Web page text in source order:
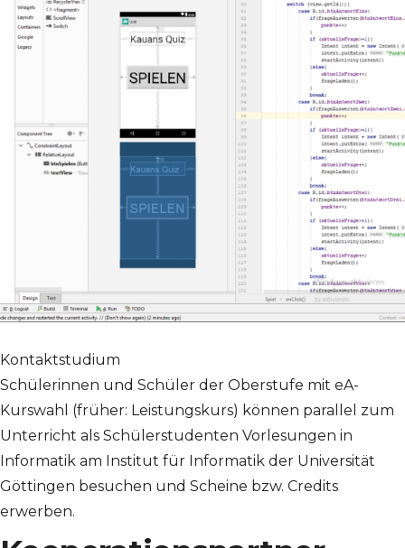
Kontaktstudium
Schülerinnen und Schüler der Oberstufe mit eA-
Kurswahl (früher: Leistungskurs) können parallel zum
Unterricht als Schülerstudenten Vorlesungen in
Informatik am Institut für Informatik der Universität
Göttingen besuchen und Scheine bzw. Credits
erwerben.